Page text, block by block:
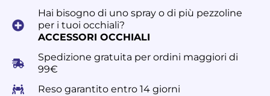
Hai bisogno di uno spray o di più pezzoline
per i tuoi occhiali?
ACCESSORI OCCHIALI
Spedizione gratuita per ordini maggiori di
99€
Reso garantito entro 14 giorni